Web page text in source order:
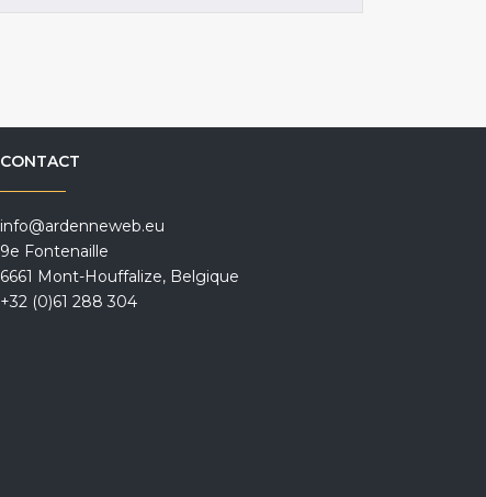
CONTACT
info@ardenneweb.eu
9e Fontenaille
6661 Mont-Houffalize, Belgique
+32 (0)61 288 304